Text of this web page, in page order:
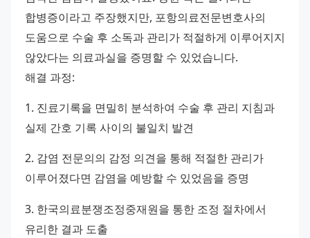
합병증이라고 주장했지만, 포항의료전문변호사의
도움으로 수술 후 소독과 관리가 적절하게 이루어지지
않았다는 의료과실을 증명할 수 있었습니다.
해결 과정:
1. 진료기록을 면밀히 분석하여 수술 후 관리 지침과
실제 간호 기록 사이의 불일치 발견
2. 감염 전문의의 감정 의견을 통해 적절한 관리가
이루어졌다면 감염을 예방할 수 있었음을 증명
3. 한국의료분쟁조정중재원을 통한 조정 절차에서
유리한 결과 도출